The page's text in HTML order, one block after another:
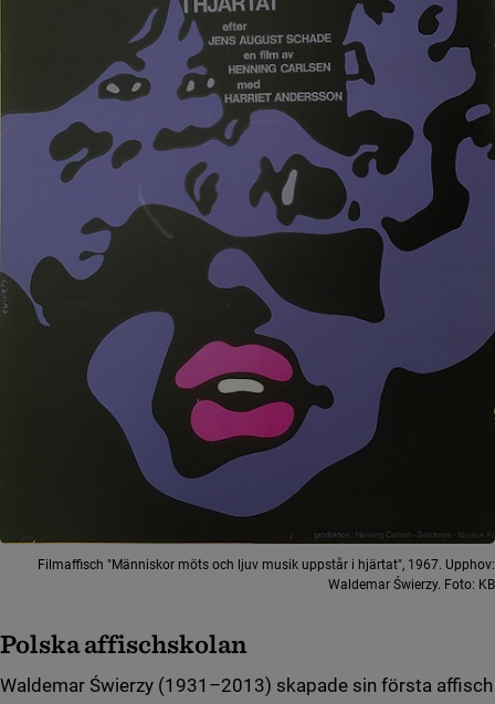
Filmaffisch "Människor möts och ljuv musik uppstår i hjärtat", 1967. Upphov:
Waldemar Świerzy. Foto: KB
Polska affischskolan
Waldemar Świerzy (1931–2013) skapade sin första affisch